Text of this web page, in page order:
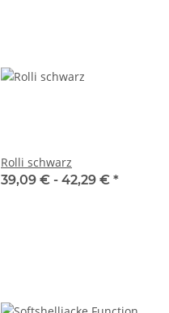
Rolli schwarz
39,09 € - 42,29 € *